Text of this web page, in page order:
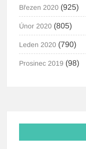
Březen 2020 (925)
Únor 2020 (805)
Leden 2020 (790)
Prosinec 2019 (98)